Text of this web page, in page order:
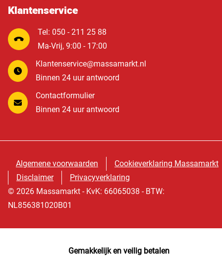
Klantenservice
Tel: 050 - 211 25 88
Ma-Vrij, 9:00 - 17:00
Klantenservice@massamarkt.nl
Binnen 24 uur antwoord
Contactformulier
Binnen 24 uur antwoord
Algemene voorwaarden
Cookieverklaring Massamarkt
Disclaimer
Privacyverklaring
© 2026 Massamarkt - KvK: 66065038 - BTW:
NL856381020B01
Gemakkelijk en veilig betalen